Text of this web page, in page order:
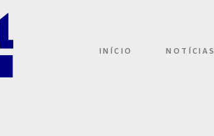
INÍCIO NOTÍCIAS